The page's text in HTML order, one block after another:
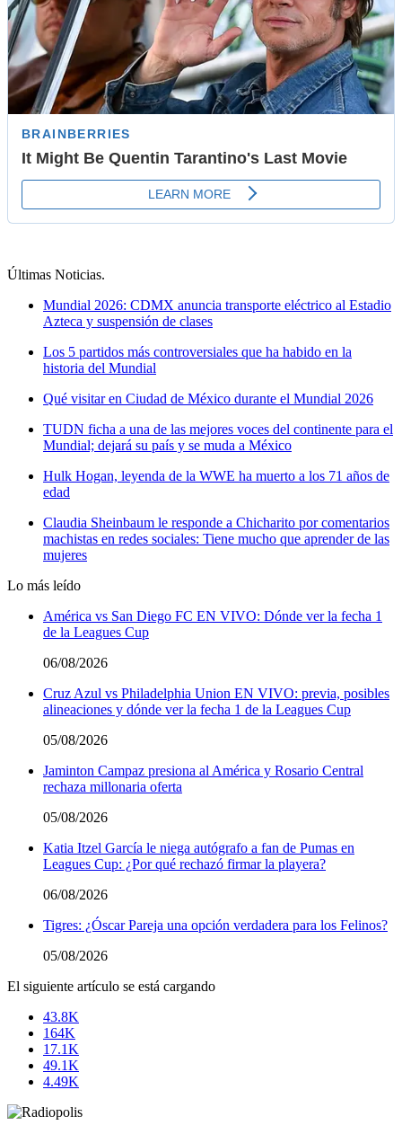
Últimas Noticias.
Mundial 2026: CDMX anuncia transporte eléctrico al Estadio
Azteca y suspensión de clases
Los 5 partidos más controversiales que ha habido en la
historia del Mundial
Qué visitar en Ciudad de México durante el Mundial 2026
TUDN ficha a una de las mejores voces del continente para el
Mundial; dejará su país y se muda a México
Hulk Hogan, leyenda de la WWE ha muerto a los 71 años de
edad
Claudia Sheinbaum le responde a Chicharito por comentarios
machistas en redes sociales: Tiene mucho que aprender de las
mujeres
Lo más leído
América vs San Diego FC EN VIVO: Dónde ver la fecha 1
de la Leagues Cup
06/08/2026
Cruz Azul vs Philadelphia Union EN VIVO: previa, posibles
alineaciones y dónde ver la fecha 1 de la Leagues Cup
05/08/2026
Jaminton Campaz presiona al América y Rosario Central
rechaza millonaria oferta
05/08/2026
Katia Itzel García le niega autógrafo a fan de Pumas en
Leagues Cup: ¿Por qué rechazó firmar la playera?
06/08/2026
Tigres: ¿Óscar Pareja una opción verdadera para los Felinos?
05/08/2026
El siguiente artículo se está cargando
43.8K
164K
17.1K
49.1K
4.49K